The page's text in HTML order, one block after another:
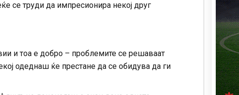
се труди да импресионира некој друг
и тоа е добро – проблемите се решаваат
одеднаш ќе престане да се обидува да ги